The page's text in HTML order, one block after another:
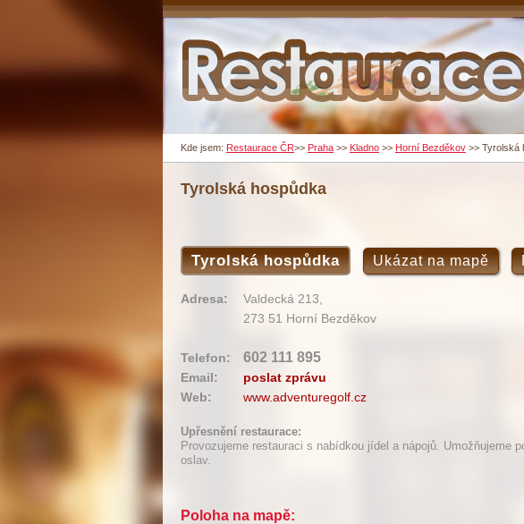
Kde jsem: Restaurace ČR>> Praha >> Kladno >> Horní Bezděkov >> Tyrolská
Tyrolská hospůdka
Tyrolská hospůdka Ukázat na mapě
Adresa:
Valdecká 213,
273 51 Horní Bezděkov
Telefon: 602 111 895
Email:
poslat zprávu
Web:
www.adventuregolf.cz
Upřesnění restaurace:
Provozujeme restauraci s nabídkou jídel a nápojů. Umožňujeme
oslav.
Poloha na mapě: